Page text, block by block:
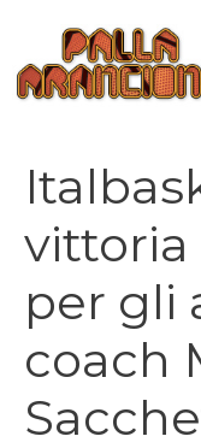
contenuto
vittoria
per gli
coach